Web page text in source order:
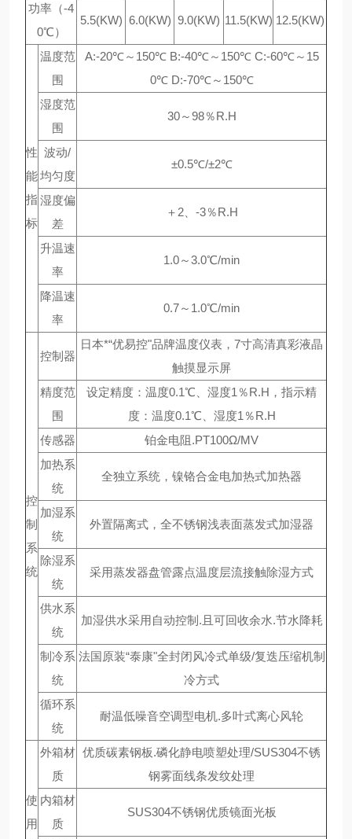
功率（-4
0℃）
5.5(KW) 6.0(KW) 9.0(KW) 11.5(KW) 12.5(KW)
性
能
指
标
温度范
围
A:-20℃～150℃ B:-40℃～150℃ C:-60℃～15
0℃ D:-70℃～150℃
湿度范
围
30～98％R.H
波动/
均匀度
±0.5℃/±2℃
湿度偏
差
＋2、-3％R.H
升温速
率
1.0～3.0℃/min
降温速
率
0.7～1.0℃/min
控
制
系
统
控制器
日本*“优易控"品牌温度仪表，7寸高清真彩液晶
触摸显示屏
精度范
围
设定精度：温度0.1℃、湿度1％R.H，指示精
度：温度0.1℃、湿度1％R.H
传感器
铂金电阻.PT100Ω/MV
加热系
统
全独立系统，镍铬合金电加热式加热器
加湿系
统
外置隔离式，全不锈钢浅表面蒸发式加湿器
除湿系
统
采用蒸发器盘管露点温度层流接触除湿方式
供水系
统
加湿供水采用自动控制.且可回收余水.节水降耗
制冷系
统
法国原装“泰康"全封闭风冷式单级/复迭压缩机制
冷方式
循环系
统
耐温低噪音空调型电机.多叶式离心风轮
使
用
外箱材
质
优质碳素钢板.磷化静电喷塑处理/SUS304不锈
钢雾面线条发纹处理
内箱材
质
SUS304不锈钢优质镜面光板